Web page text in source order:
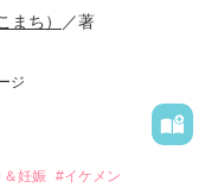
桜。
係は壊れてしまう。
婚によって
なった。
ていた哲平に
まち） ／著
ジ
＆妊娠 #イケメン